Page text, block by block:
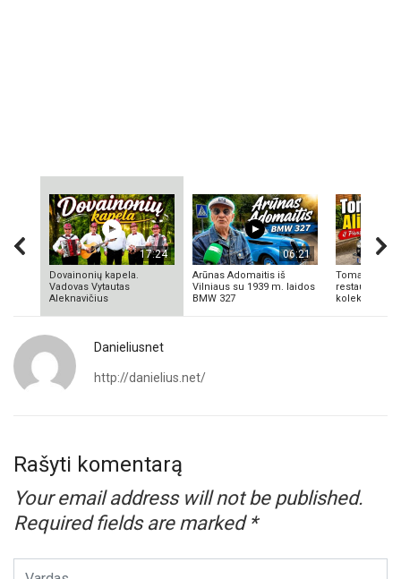
17:24
Dovainonių kapela.
Vadovas Vytautas
Aleknavičius
06:21
Arūnas Adomaitis iš
Vilniaus su 1939 m. laidos
BMW 327
Tomas
Danieliusnet
http://danielius.net/
Rašyti komentarą
Your email address will not be published.
Required fields are marked *